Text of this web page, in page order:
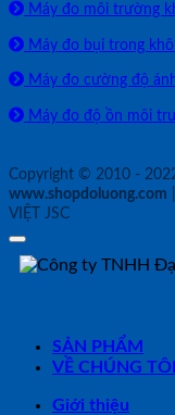
Máy đo môi trường
Máy đo bụi trong
Máy đo cường độ
Máy đo độ ồn môi
Copyright © 2010 -
www.shopdoluong.com
VIỆT JSC
SẢN PHẨM
VỀ CHÚNG TÔI
Giới thiệu